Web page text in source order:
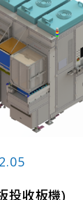
投收板機)